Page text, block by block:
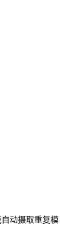
动摄取重复模